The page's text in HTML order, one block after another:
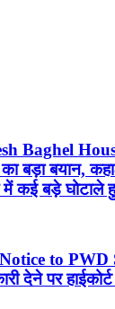
Baghel
बड़ा बयान,
कई बड़े घोटाले
to PWD
देने पर हाईकोर्ट